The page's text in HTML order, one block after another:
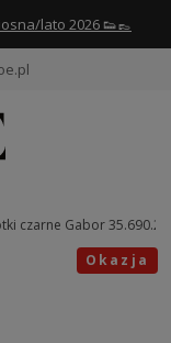
lato 2026 👟👞
czarne Gabor 35.690.27
Okazja